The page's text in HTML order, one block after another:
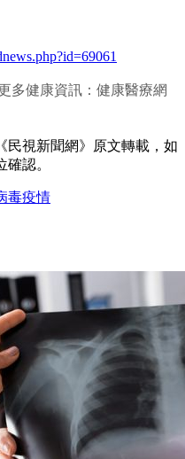
多健康資訊：健康醫療網
民視新聞網》原文轉載，如
認。
毒疫情